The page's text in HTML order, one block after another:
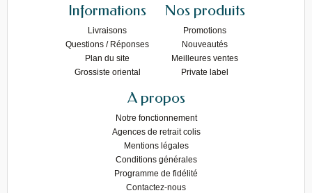
Informations
Livraisons
Questions / Réponses
Plan du site
Grossiste oriental
Nos produits
Promotions
Nouveautés
Meilleures ventes
Private label
A propos
Notre fonctionnement
Agences de retrait colis
Mentions légales
Conditions générales
Programme de fidélité
Contactez-nous